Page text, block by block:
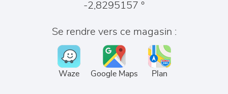
-2,8295157 °
Se rendre vers ce magasin :
Waze Google Maps Plan